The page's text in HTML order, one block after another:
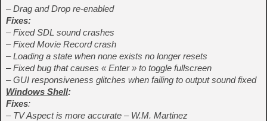
– Drag and Drop re-enabled
Fixes:
– Fixed SDL sound crashes
– Fixed Movie Record crash
– Loading a state when none exists no longer resets
– Fixed bug that causes « Enter » to toggle fullscreen
– GUI responsiveness glitches when failing to output sound fixed
Windows Shell:
Fixes:
– TV Aspect is more accurate – W.M. Martinez